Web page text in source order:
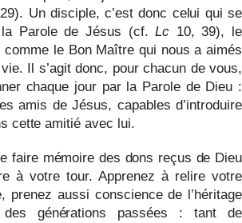
Un disciple, c’est donc celui qui se
la Parole de Jésus (cf.Lc 10, 39), le
comme le Bon Maître qui nous a aimés
Il s’agit donc, pour chacun de vous,
chaque jour par la Parole de Dieu :
amis de Jésus, capables d’introduire
cette amitié avec lui.
faire mémoire des dons reçus de Dieu
à votre tour. Apprenez à relire votre
prenez aussi conscience de l’héritage
des générations passées : tant de